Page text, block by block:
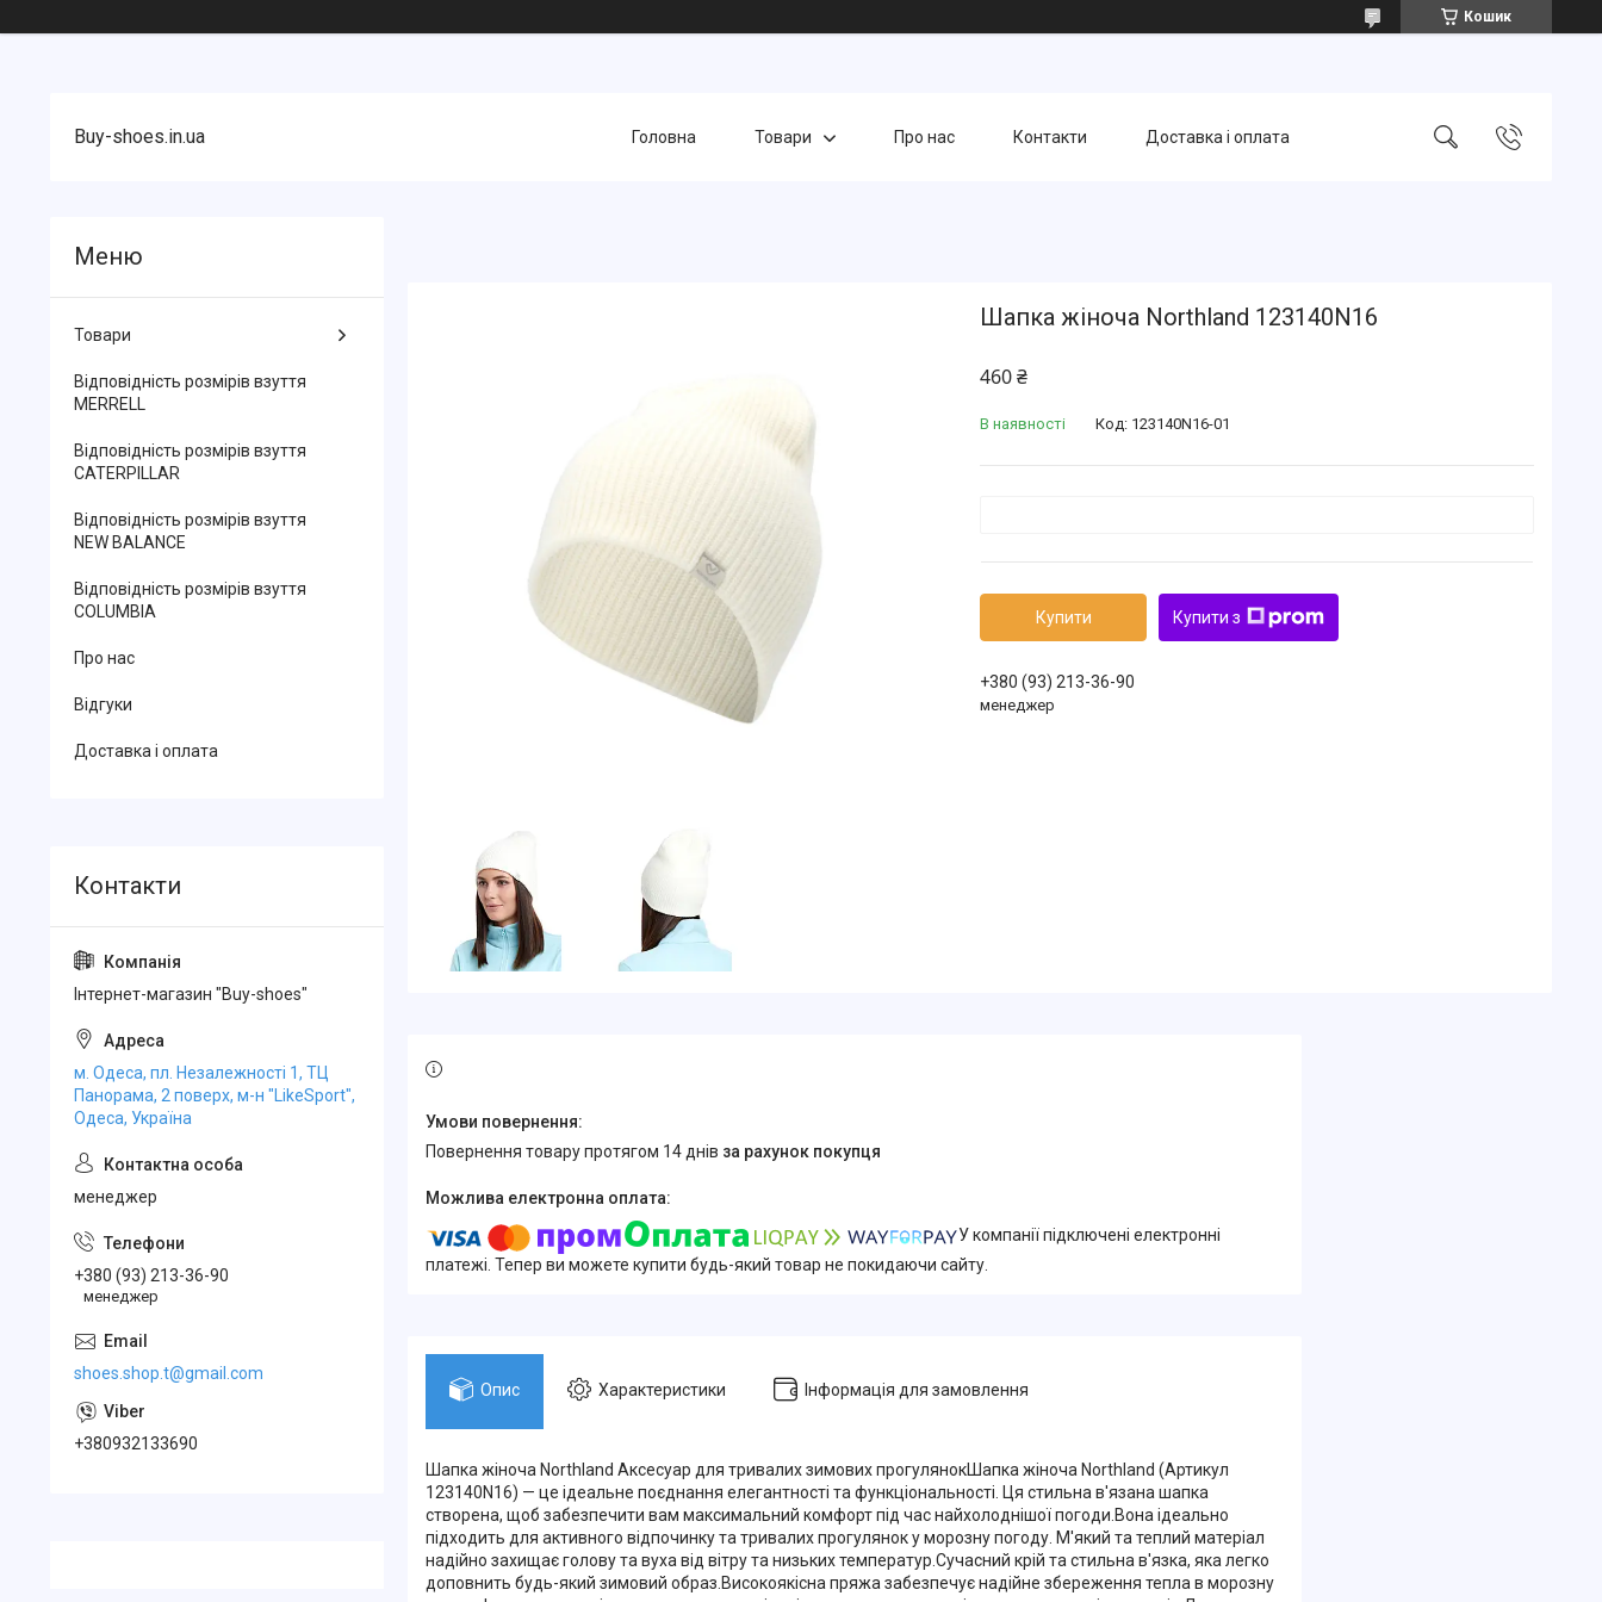
Кошик
Buy-shoes.in.ua Головна Товари Про нас Контакти Доставка і оплата
Шапка жіноча Northland 123140N16
460 ₴
В наявності Код: 123140N16-01
Купити Купити з
+380 (93) 213-36-90
менеджер
повернення товару протягом 14 днів за рахунок покупця
У компанії підключені електронні
платежі. Тепер ви можете купити будь-який товар не покидаючи сайту.
Опис Характеристики Інформація для замовлення
Шапка жіноча Northland Аксесуар для тривалих зимових прогулянокШапка жіноча Northland (Артикул
123140N16) — це ідеальне поєднання елегантності та функціональності. Ця стильна в'язана шапка
створена, щоб забезпечити вам максимальний комфорт під час найхолоднішої погоди.Вона ідеально
підходить для активного відпочинку та тривалих прогулянок у морозну погоду. М'який та теплий матеріал
надійно захищає голову та вуха від вітру та низьких температур.Сучасний крій та стильна в'язка, яка легко
доповнить будь-який зимовий образ.Високоякісна пряжа забезпечує надійне збереження тепла в морозну
Товари
Відповідність розмірів взуття
MERRELL
Відповідність розмірів взуття
CATERPILLAR
Відповідність розмірів взуття
NEW BALANCE
Відповідність розмірів взуття
COLUMBIA
Про нас
Відгуки
Доставка і оплата
Інтернет-магазин "Buy-shoes"
м. Одеса, пл. Незалежності 1, ТЦ
Панорама, 2 поверх, м-н "LikeSport",
Одеса, Україна
менеджер
+380 (93) 213-36-90
менеджер
shoes.shop.t@gmail.com
+380932133690